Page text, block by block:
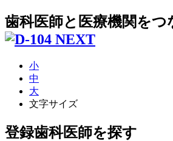
歯科医師と医療機関をつ
小
中
大
文字サイズ
登録歯科医師を探す